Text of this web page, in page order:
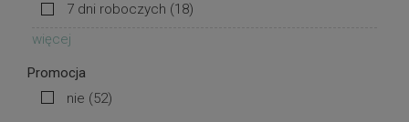
7 dni roboczych (18)
więcej
Promocja
nie (52)